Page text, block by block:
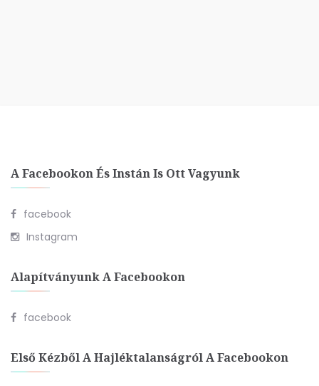
A Facebookon És Instán Is Ott Vagyunk
facebook
Instagram
Alapítványunk A Facebookon
facebook
Első Kézből A Hajléktalanságról A Facebookon